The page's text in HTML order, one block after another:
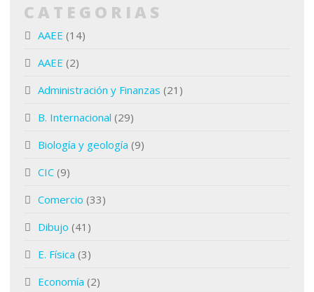
CATEGORIAS
AAEE (14)
AAEE (2)
Administración y Finanzas (21)
B. Internacional (29)
Biología y geología (9)
CIC (9)
Comercio (33)
Dibujo (41)
E. Física (3)
Economía (2)